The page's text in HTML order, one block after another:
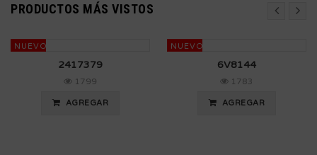
PRODUCTOS MÁS VISTOS
NUEVO
2417379
1799
AGREGAR
NUEVO
6V8144
1783
AGREGAR